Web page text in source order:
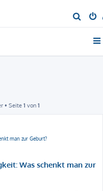
u
• Seite 1 von 1
man zur Geburt?
Was schenkt man zur